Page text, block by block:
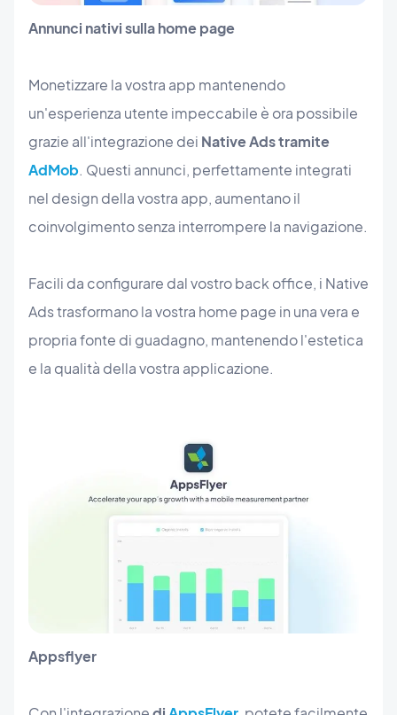
Annunci nativi sulla home page
Monetizzare la vostra app mantenendo
un'esperienza utente impeccabile è ora possibile
grazie all'integrazione dei Native Ads tramite
AdMob. Questi annunci, perfettamente integrati
nel design della vostra app, aumentano il
coinvolgimento senza interrompere la navigazione.
Facili da configurare dal vostro back office, i Native
Ads trasformano la vostra home page in una vera e
propria fonte di guadagno, mantenendo l'estetica
e la qualità della vostra applicazione.
Appsflyer